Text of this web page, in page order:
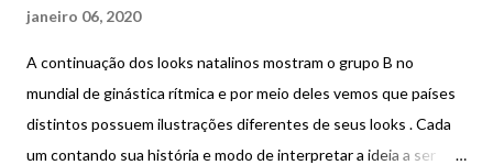
janeiro 06, 2020
A continuação dos looks natalinos mostram o grupo B no
mundial de ginástica rítmica e por meio deles vemos que países
distintos possuem ilustrações diferentes de seus looks . Cada
um contando sua história e modo de interpretar a ideia a ser